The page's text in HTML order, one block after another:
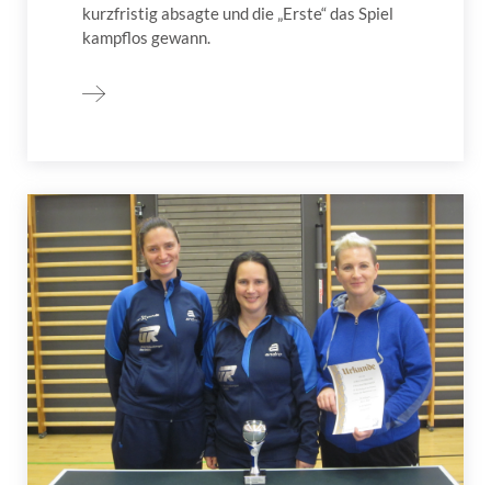
kurzfristig absagte und die „Erste“ das Spiel
kampflos gewann.